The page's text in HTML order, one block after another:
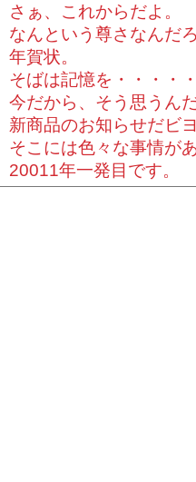
さぁ、これからだよ。
なんという尊さなんだ
年賀状。
そばは記憶を・・・・
今だから、そう思うん
新商品のお知らせだビ
そこには色々な事情が
20011年一発目です。